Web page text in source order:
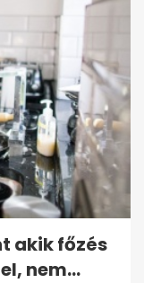
akik főzés
nem...